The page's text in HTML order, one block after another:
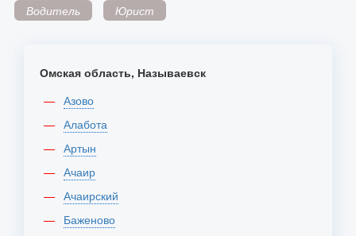
Водитель
Юрист
Омская область, Называевск
Азово
Алабота
Артын
Ачаир
Ачаирский
Баженово